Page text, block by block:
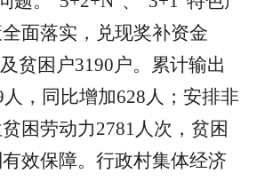
面落实，兑现奖补资金
贫困户3190户。累计输出
人，同比增加628人；安排非
困劳动力2781人次，贫困
效保障。行政村集体经济